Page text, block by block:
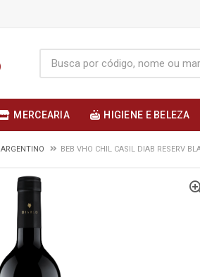
MERCEARIA HIGIENE E BELEZA
ARGENTINO BEB VHO CHIL CASIL DIAB RESERV